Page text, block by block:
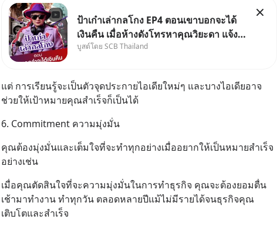
ป้าเก๋าเล่ากลโกง EP4 ตอนเขาบอกจะได้
เงินคืน เมื่อห้างดังโทรหาคุณวิยะดา แจ้ง
เรื่องเคลมสินค้าแล้วบอกว่าจะคืนเงิน คุณ
“เขา
บูสต์โดย SCB Thailand
แต่ การเรียนรู้จะเป็นตัวจุดประกายไอเดียใหม่ๆ และบางไอเดียอาจ
ช่วยให้เป้าหมายคุณสำเร็จก็เป็นได้
6. Commitment ความมุ่งมั่น
คุณต้องมุ่งมั่นและเต็มใจที่จะทำทุกอย่างเมื่ออยากให้เป็นหมายสำเร็จ
อย่างเช่น
เมื่อคุณตัดสินใจที่จะความมุ่งมั่นในการทำธุรกิจ คุณจะต้องยอมตื่น
เช้ามาทำงาน ทำทุกวัน ตลอดหลายปีแม้ไม่มีรายได้จนธุรกิจคุณ
เติบโตและสำเร็จ